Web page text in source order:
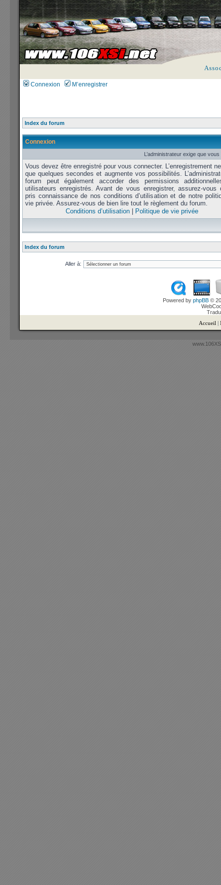
Connexion M’enregistrer
Index du forum
Connexion
L’administrateur exige que
Vous devez être enregistré pour vous connecter. L’enregistrement
que quelques secondes et augmente vos possibilités.
forum peut également accorder des permissions
utilisateurs enregistrés. Avant de vous enregistrer, assurez-vous
pris connaissance de nos conditions d’utilisation et de notre
vie privée. Assurez-vous de bien lire tout le règlement du forum.
Conditions d’utilisation
Politique de vie privée
Index du forum
Aller à:
Powered by phpBB ©
Accueil |